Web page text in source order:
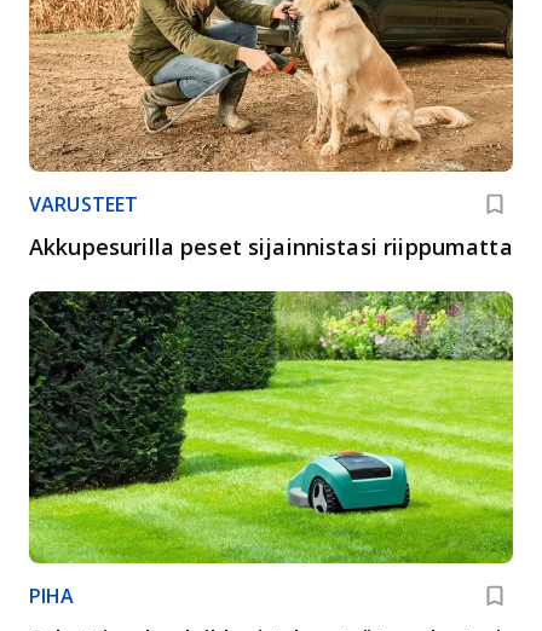
VARUSTEET
Akkupesurilla peset sijainnistasi riippumatta
PIHA